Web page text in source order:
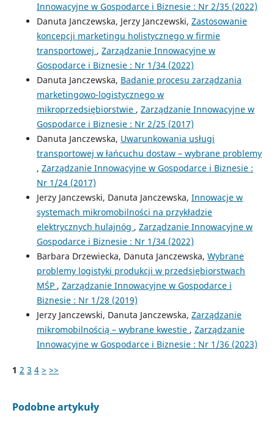
Innowacyjne w Gospodarce i Biznesie : Nr 2/35 (2022)
Danuta Janczewska, Jerzy Janczewski, Zastosowanie
koncepcji marketingu holistycznego w firmie
transportowej , Zarządzanie Innowacyjne w
Gospodarce i Biznesie : Nr 1/34 (2022)
Danuta Janczewska, Badanie procesu zarządzania
marketingowo-logistycznego w
mikroprzedsiębiorstwie , Zarządzanie Innowacyjne w
Gospodarce i Biznesie : Nr 2/25 (2017)
Danuta Janczewska, Uwarunkowania usługi
transportowej w łańcuchu dostaw – wybrane problemy
, Zarządzanie Innowacyjne w Gospodarce i Biznesie :
Nr 1/24 (2017)
Jerzy Janczewski, Danuta Janczewska, Innowacje w
systemach mikromobilności na przykładzie
elektrycznych hulajnóg , Zarządzanie Innowacyjne w
Gospodarce i Biznesie : Nr 1/34 (2022)
Barbara Drzewiecka, Danuta Janczewska, Wybrane
problemy logistyki produkcji w przedsiębiorstwach
MŚP , Zarządzanie Innowacyjne w Gospodarce i
Biznesie : Nr 1/28 (2019)
Jerzy Janczewski, Danuta Janczewska, Zarządzanie
mikromobilnością – wybrane kwestie , Zarządzanie
Innowacyjne w Gospodarce i Biznesie : Nr 1/36 (2023)
1 2 3 4 > >>
Podobne artykuły